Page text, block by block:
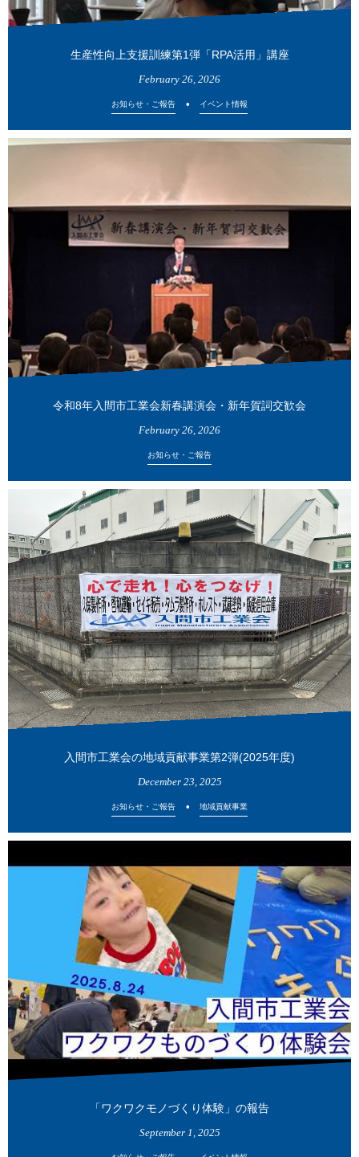
生産性向上支援訓練第1弾「RPA活用」講座
February 26 2026
お知らせ・ご報告 イベント情報
令和8年入間市工業会新春講演会・新年賀詞交歓会
February 26, 2026
お知らせ・ご報告
入間市工業会の地域貢献事業第2弾(2025年度)
December 23 2025
お知らせ・ご報告 地域貢献事業
「ワクワクモノづくり体験」の報告
September 1 , 2025